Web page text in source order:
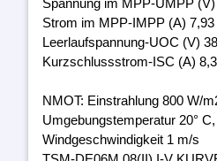
Spannung im MPP-UMPP
Strom im MPP-IMPP (A) 7,93
Leerlaufspannung-UOC (V)
Kurzschlussstrom-ISC (A)
NMOT: Einstrahlung 800 W/
Umgebungstemperatur 20° C,
Windgeschwindigkeit 1 m/s